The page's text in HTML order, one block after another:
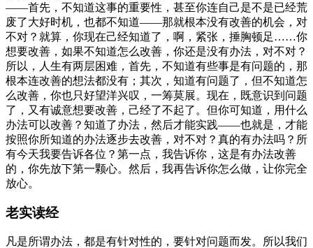
——首先，不知道这事的重要性，甚至你连自己是不是已经荒
废了大好时机，也都不知道——那就根本没有改善的机会，对
不对？就算，你现在己经知道了，啊，紧张，捶胸顿足……你
想要改善，如果不知道怎么改善，你还是没有办法，对不对？
所以，人生有两层困难，首先，不知道有些事是有问题的，那
根本连改善的想法都没有；其次，知道有问题了，但不知道怎
么改善，你也只好望洋兴叹，一筹莫展。现在，既意识到问题
了，又有诚意想要改善，己经了不起了。但你可知道，用什么
办法可以改善？知道了办法，然后才能实践——也就是，才能
按照你所知道的办法逐步去改善，对不对？真的有办法吗？所
有今天我要告诉各位？第一点，我告诉你，这是有办法改善
的，你先放下第一颗心。然后，我再告诉你怎么做，让你完全
放心。
老实读经
凡是所谓办法，都是有针对性的，要针对问题而发。所以我们